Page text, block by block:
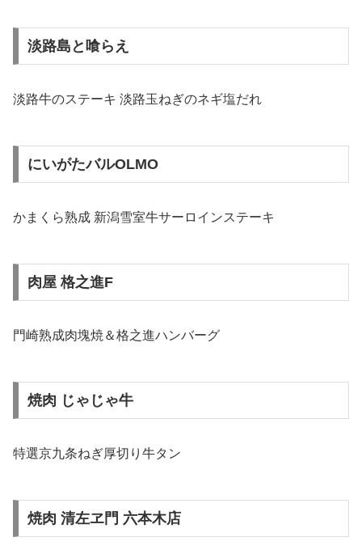
淡路島と喰らえ
淡路牛のステーキ 淡路玉ねぎのネギ塩だれ
にいがたバルOLMO
かまくら熟成 新潟雪室牛サーロインステーキ
肉屋 格之進F
門崎熟成肉塊焼＆格之進ハンバーグ
焼肉 じゃじゃ牛
特選京九条ねぎ厚切り牛タン
焼肉 清左ヱ門 六本木店